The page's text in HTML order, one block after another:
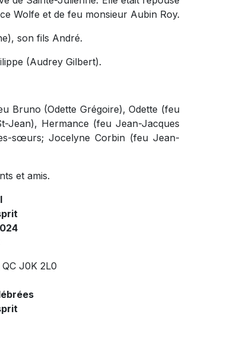
Wolfe et de feu monsieur Aubin Roy.
son fils André.
(Audrey Gilbert).
Bruno (Odette Grégoire), Odette (feu
Jean), Hermance (feu Jean-Jacques
sœurs; Jocelyne Corbin (feu Jean-
et amis.
J0K 2L0